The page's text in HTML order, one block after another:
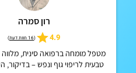
רון סמרה
4.9
(16 חוות דעת )
מטפל מומחה ברפואה סינית,
טבעית לריפוי גוף ונפש – בדיקור,